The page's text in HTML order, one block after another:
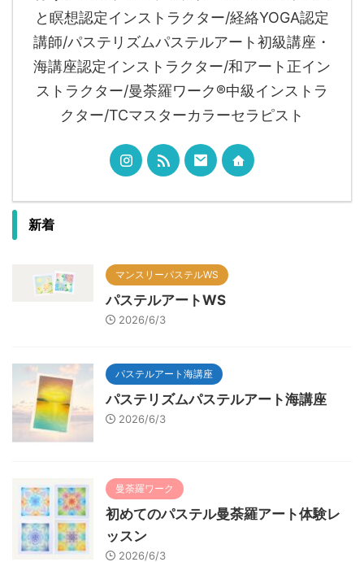
と瞑想認定インストラクター/経絡YOGA認定
講師/パステリズムパステルアート初級講座・
海講座認定インストラクター/和アート正イン
ストラクター/曼荼羅ワーク®︎中級インストラ
クター/TCマスターカラーセラピスト
新着
マンスリーパステルWS
パステルアートWS
2026/6/3
パステルアート海講座
パステリズムパステルアート海講座
2026/6/3
曼荼羅ワーク
初めてのパステル曼荼羅アート体験レ
ッスン
2026/6/3